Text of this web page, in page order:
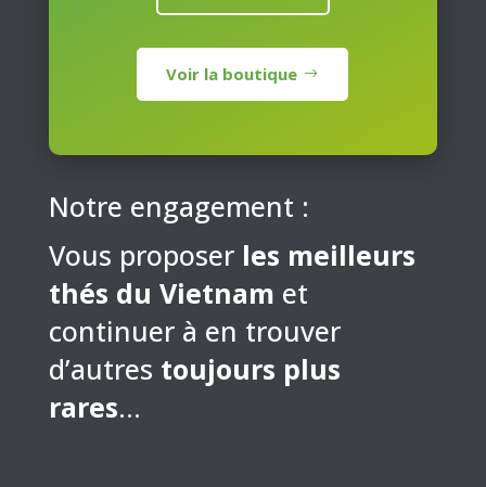
Voir la boutique
Notre engagement :
Vous proposer les meilleurs
thés du Vietnam et
continuer à en trouver
d’autres toujours plus
rares…